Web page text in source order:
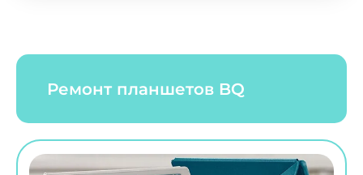
Ремонт планшетов BQ